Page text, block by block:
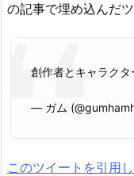
の記事で埋め込んだ
創作者とキャラクタ
— ガム
このツイートを引用